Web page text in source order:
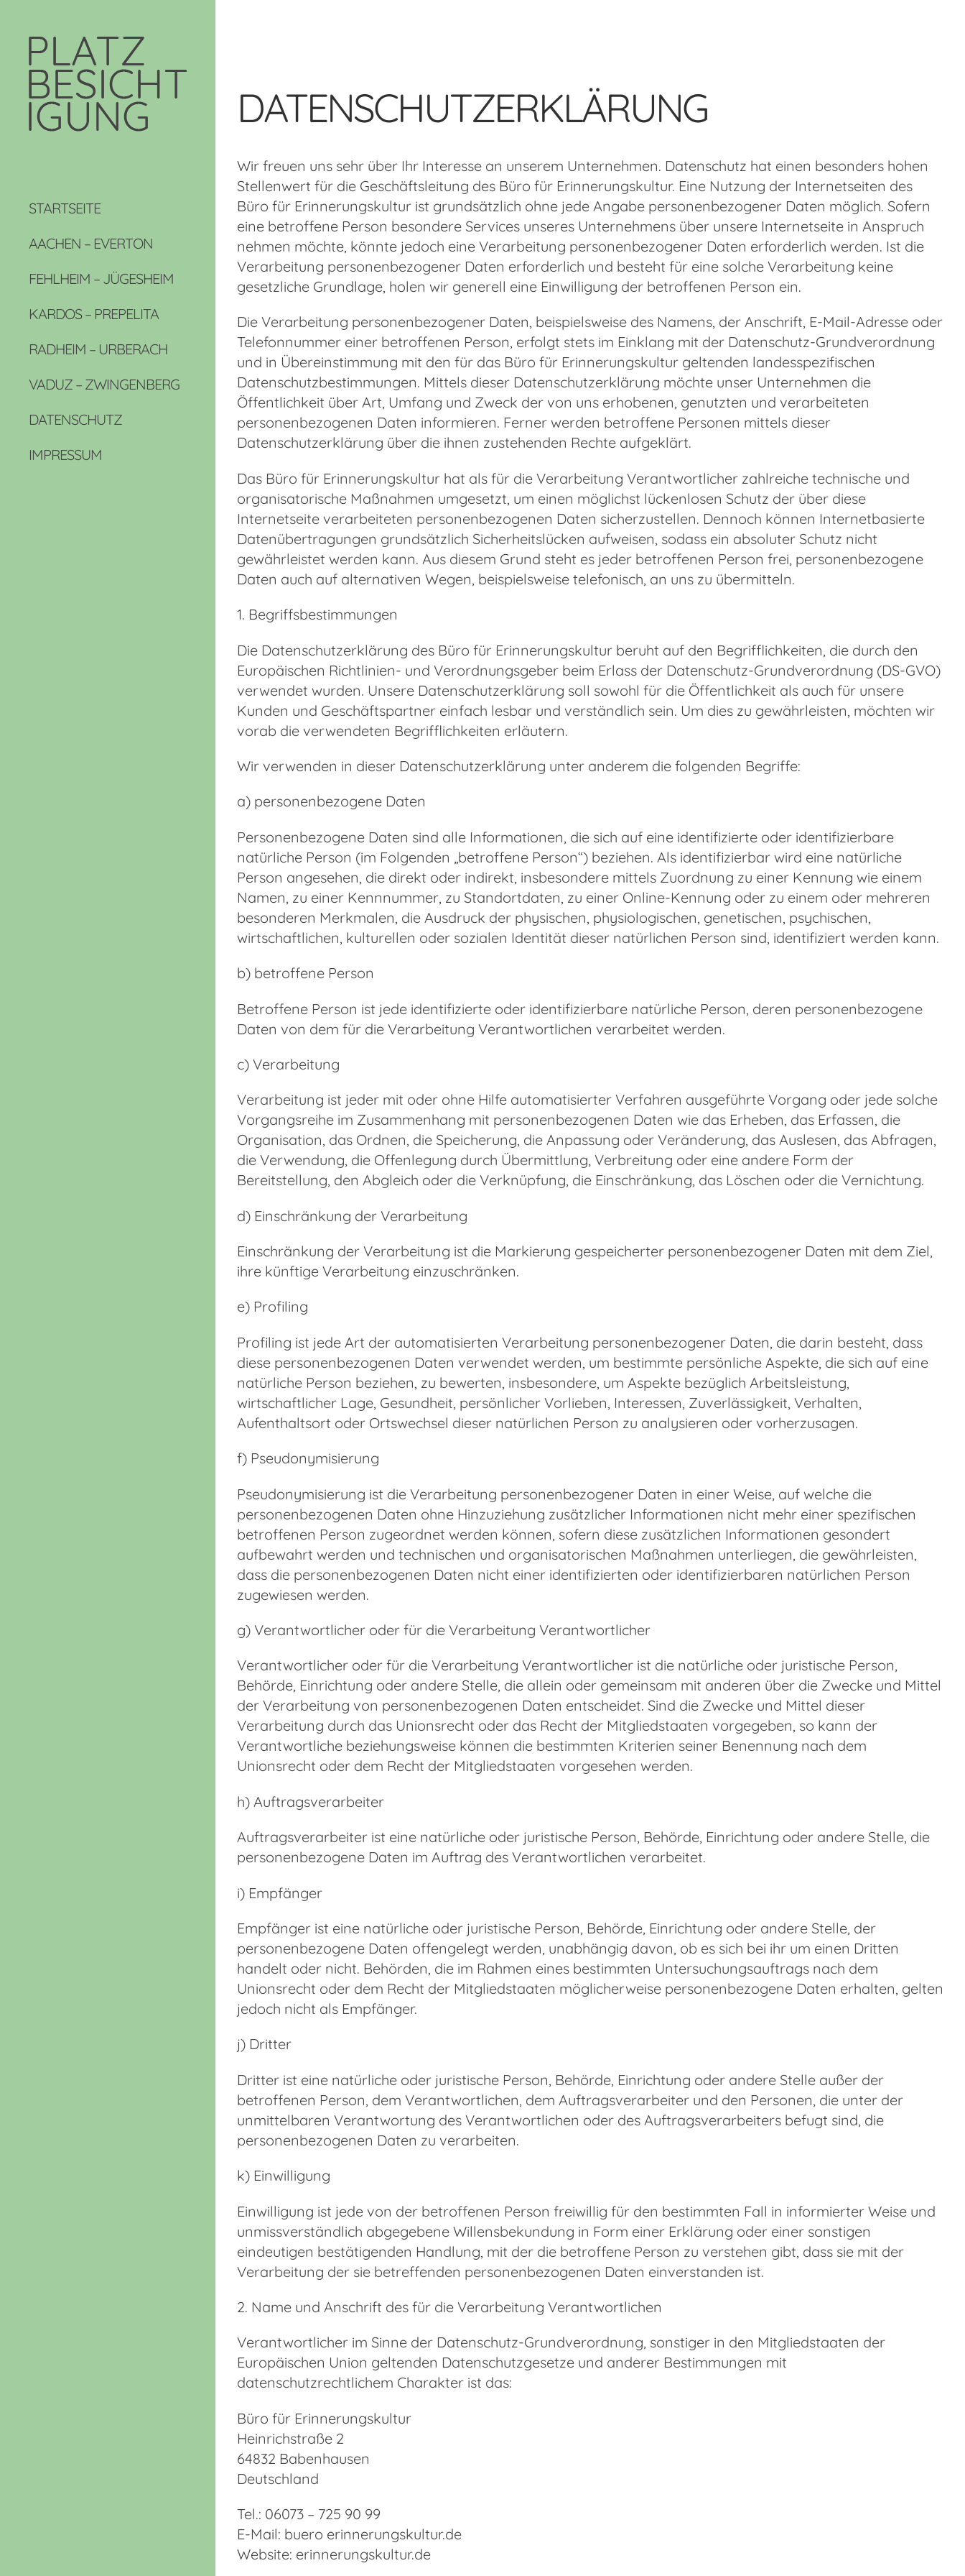
STARTSEITE
AACHEN – EVERTON
FEHLHEIM – JÜGESHEIM
KARDOS – PREPELITA
RADHEIM – URBERACH
VADUZ – ZWINGENBERG
DATENSCHUTZ
IMPRESSUM
DATENSCHUTZERKLÄRUNG
Wir freuen uns sehr über Ihr Interesse an unserem Unternehmen. Datenschutz hat einen besonders hohen
Stellenwert für die Geschäftsleitung des Büro für Erinnerungskultur. Eine Nutzung der Internetseiten des
Büro für Erinnerungskultur ist grundsätzlich ohne jede Angabe personenbezogener Daten möglich. Sofern
eine betroffene Person besondere Services unseres Unternehmens über unsere Internetseite in Anspruch
nehmen möchte, könnte jedoch eine Verarbeitung personenbezogener Daten erforderlich werden. Ist die
Verarbeitung personenbezogener Daten erforderlich und besteht für eine solche Verarbeitung keine
gesetzliche Grundlage, holen wir generell eine Einwilligung der betroffenen Person ein.
Die Verarbeitung personenbezogener Daten, beispielsweise des Namens, der Anschrift, E-Mail-Adresse oder
Telefonnummer einer betroffenen Person, erfolgt stets im Einklang mit der Datenschutz-Grundverordnung
und in Übereinstimmung mit den für das Büro für Erinnerungskultur geltenden landesspezifischen
Datenschutzbestimmungen. Mittels dieser Datenschutzerklärung möchte unser Unternehmen die
Öffentlichkeit über Art, Umfang und Zweck der von uns erhobenen, genutzten und verarbeiteten
personenbezogenen Daten informieren. Ferner werden betroffene Personen mittels dieser
Datenschutzerklärung über die ihnen zustehenden Rechte aufgeklärt.
Das Büro für Erinnerungskultur hat als für die Verarbeitung Verantwortlicher zahlreiche technische und
organisatorische Maßnahmen umgesetzt, um einen möglichst lückenlosen Schutz der über diese
Internetseite verarbeiteten personenbezogenen Daten sicherzustellen. Dennoch können Internetbasierte
Datenübertragungen grundsätzlich Sicherheitslücken aufweisen, sodass ein absoluter Schutz nicht
gewährleistet werden kann. Aus diesem Grund steht es jeder betroffenen Person frei, personenbezogene
Daten auch auf alternativen Wegen, beispielsweise telefonisch, an uns zu übermitteln.
1. Begriffsbestimmungen
Die Datenschutzerklärung des Büro für Erinnerungskultur beruht auf den Begrifflichkeiten, die durch den
Europäischen Richtlinien- und Verordnungsgeber beim Erlass der Datenschutz-Grundverordnung (DS-GVO)
verwendet wurden. Unsere Datenschutzerklärung soll sowohl für die Öffentlichkeit als auch für unsere
Kunden und Geschäftspartner einfach lesbar und verständlich sein. Um dies zu gewährleisten, möchten wir
vorab die verwendeten Begrifflichkeiten erläutern.
Wir verwenden in dieser Datenschutzerklärung unter anderem die folgenden Begriffe:
a) personenbezogene Daten
Personenbezogene Daten sind alle Informationen, die sich auf eine identifizierte oder identifizierbare
natürliche Person (im Folgenden „betroffene Person“) beziehen. Als identifizierbar wird eine natürliche
Person angesehen, die direkt oder indirekt, insbesondere mittels Zuordnung zu einer Kennung wie einem
Namen, zu einer Kennnummer, zu Standortdaten, zu einer Online-Kennung oder zu einem oder mehreren
besonderen Merkmalen, die Ausdruck der physischen, physiologischen, genetischen, psychischen,
wirtschaftlichen, kulturellen oder sozialen Identität dieser natürlichen Person sind, identifiziert werden kann.
b) betroffene Person
Betroffene Person ist jede identifizierte oder identifizierbare natürliche Person, deren personenbezogene
Daten von dem für die Verarbeitung Verantwortlichen verarbeitet werden.
c) Verarbeitung
Verarbeitung ist jeder mit oder ohne Hilfe automatisierter Verfahren ausgeführte Vorgang oder jede solche
Vorgangsreihe im Zusammenhang mit personenbezogenen Daten wie das Erheben, das Erfassen, die
Organisation, das Ordnen, die Speicherung, die Anpassung oder Veränderung, das Auslesen, das Abfragen,
die Verwendung, die Offenlegung durch Übermittlung, Verbreitung oder eine andere Form der
Bereitstellung, den Abgleich oder die Verknüpfung, die Einschränkung, das Löschen oder die Vernichtung.
d) Einschränkung der Verarbeitung
Einschränkung der Verarbeitung ist die Markierung gespeicherter personenbezogener Daten mit dem Ziel,
ihre künftige Verarbeitung einzuschränken.
e) Profiling
Profiling ist jede Art der automatisierten Verarbeitung personenbezogener Daten, die darin besteht, dass
diese personenbezogenen Daten verwendet werden, um bestimmte persönliche Aspekte, die sich auf eine
natürliche Person beziehen, zu bewerten, insbesondere, um Aspekte bezüglich Arbeitsleistung,
wirtschaftlicher Lage, Gesundheit, persönlicher Vorlieben, Interessen, Zuverlässigkeit, Verhalten,
Aufenthaltsort oder Ortswechsel dieser natürlichen Person zu analysieren oder vorherzusagen.
f) Pseudonymisierung
Pseudonymisierung ist die Verarbeitung personenbezogener Daten in einer Weise, auf welche die
personenbezogenen Daten ohne Hinzuziehung zusätzlicher Informationen nicht mehr einer spezifischen
betroffenen Person zugeordnet werden können, sofern diese zusätzlichen Informationen gesondert
aufbewahrt werden und technischen und organisatorischen Maßnahmen unterliegen, die gewährleisten,
dass die personenbezogenen Daten nicht einer identifizierten oder identifizierbaren natürlichen Person
zugewiesen werden.
g) Verantwortlicher oder für die Verarbeitung Verantwortlicher
Verantwortlicher oder für die Verarbeitung Verantwortlicher ist die natürliche oder juristische Person,
Behörde, Einrichtung oder andere Stelle, die allein oder gemeinsam mit anderen über die Zwecke und Mittel
der Verarbeitung von personenbezogenen Daten entscheidet. Sind die Zwecke und Mittel dieser
Verarbeitung durch das Unionsrecht oder das Recht der Mitgliedstaaten vorgegeben, so kann der
Verantwortliche beziehungsweise können die bestimmten Kriterien seiner Benennung nach dem
Unionsrecht oder dem Recht der Mitgliedstaaten vorgesehen werden.
h) Auftragsverarbeiter
Auftragsverarbeiter ist eine natürliche oder juristische Person, Behörde, Einrichtung oder andere Stelle, die
personenbezogene Daten im Auftrag des Verantwortlichen verarbeitet.
i) Empfänger
Empfänger ist eine natürliche oder juristische Person, Behörde, Einrichtung oder andere Stelle, der
personenbezogene Daten offengelegt werden, unabhängig davon, ob es sich bei ihr um einen Dritten
handelt oder nicht. Behörden, die im Rahmen eines bestimmten Untersuchungsauftrags nach dem
Unionsrecht oder dem Recht der Mitgliedstaaten möglicherweise personenbezogene Daten erhalten, gelten
jedoch nicht als Empfänger.
j) Dritter
Dritter ist eine natürliche oder juristische Person, Behörde, Einrichtung oder andere Stelle außer der
betroffenen Person, dem Verantwortlichen, dem Auftragsverarbeiter und den Personen, die unter der
unmittelbaren Verantwortung des Verantwortlichen oder des Auftragsverarbeiters befugt sind, die
personenbezogenen Daten zu verarbeiten.
k) Einwilligung
Einwilligung ist jede von der betroffenen Person freiwillig für den bestimmten Fall in informierter Weise und
unmissverständlich abgegebene Willensbekundung in Form einer Erklärung oder einer sonstigen
eindeutigen bestätigenden Handlung, mit der die betroffene Person zu verstehen gibt, dass sie mit der
Verarbeitung der sie betreffenden personenbezogenen Daten einverstanden ist.
2. Name und Anschrift des für die Verarbeitung Verantwortlichen
Verantwortlicher im Sinne der Datenschutz-Grundverordnung, sonstiger in den Mitgliedstaaten der
Europäischen Union geltenden Datenschutzgesetze und anderer Bestimmungen mit
datenschutzrechtlichem Charakter ist das:
Büro für Erinnerungskultur
Heinrichstraße 2
64832 Babenhausen
Deutschland
Tel.: 06073 – 725 90 99
E-Mail: buero erinnerungskultur.de
Website: erinnerungskultur.de